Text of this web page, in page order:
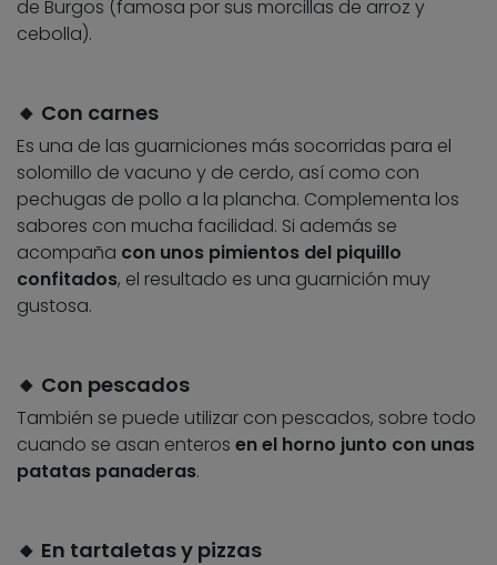
de Burgos (famosa por sus morcillas de arroz y
cebolla).
🔸 Con carnes
Es una de las guarniciones más socorridas para el
solomillo de vacuno y de cerdo, así como con
pechugas de pollo a la plancha. Complementa los
sabores con mucha facilidad. Si además se
acompaña con unos pimientos del piquillo
confitados, el resultado es una guarnición muy
gustosa.
🔸 Con pescados
También se puede utilizar con pescados, sobre todo
cuando se asan enteros en el horno junto con unas
patatas panaderas.
🔸 En tartaletas y pizzas